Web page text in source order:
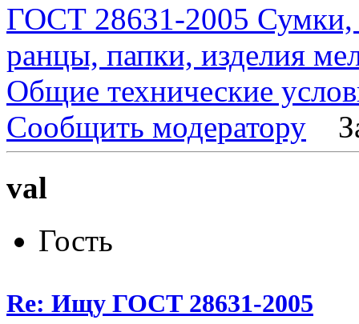
ГОСТ 28631-2005 Сумки,
ранцы, папки, изделия
Общие технические
Сообщить модератору
val
Гость
Re: Ищу ГОСТ 28631-2005